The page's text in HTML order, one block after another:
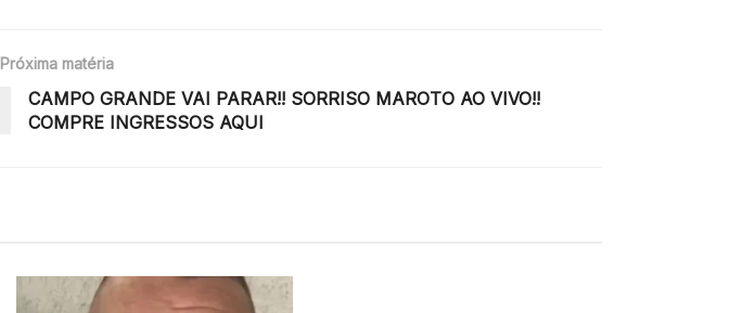
Próxima matéria
CAMPO GRANDE VAI PARAR!! SORRISO MAROTO AO VIVO!!
COMPRE INGRESSOS AQUI